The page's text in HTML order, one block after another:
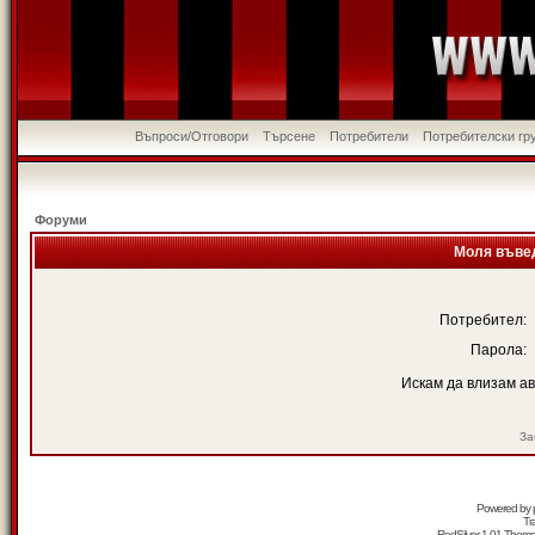
Въпроси/Отговори Търсене Потребители Потребителски
Форуми
Моля
Потребител:
Парола:
Искам да влизам
Powered by